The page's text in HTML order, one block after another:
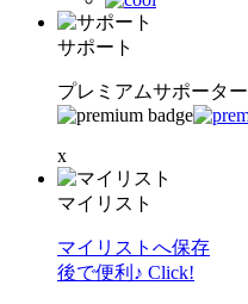
サポート
プレミアムサポーター
x
マイリスト
マイリストへ保存
後で便利♪ Click!